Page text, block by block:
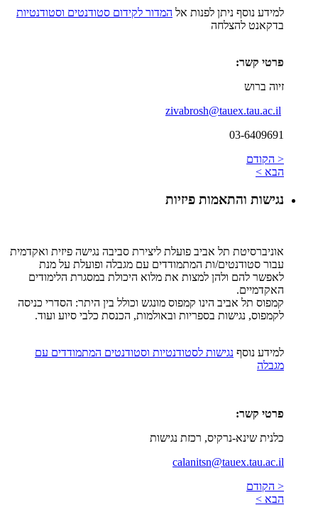
למידע נוסף ניתן לפנות אל המדור לקידום סטודנטים וסטודנטיות
בדקאנט להצלחה
פרטי קשר:
זיוה ברוש
zivabrosh@tauex.tau.ac.il
03-6409691
< הקודם
הבא >
נגישות והתאמות פיזיות
אוניברסיטת תל אביב פועלת ליצירת סביבה נגישה פיזית ואקדמית
עבור סטודנטים/ות המתמודדים עם מגבלה ופועלת על מנת
לאפשר להם ולהן למצות את מלוא היכולת במסגרת הלימודים
האקדמיים.
קמפוס תל אביב הינו קמפוס מונגש וכולל בין היתר: הסדרי כניסה
לקמפוס, נגישות בספריות ובאולמות, הכנסת כלבי סיוע ועוד.
למידע נוסף נגישות לסטודנטיות וסטודנטים המתמודדים עם
מגבלה
פרטי קשר:
כלנית שינא-נרקיס, רכזת נגישות
calanitsn@tauex.tau.ac.il
< הקודם
הבא >